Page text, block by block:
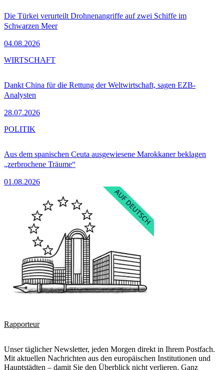
Die Türkei verurteilt Drohnenangriffe auf zwei Schiffe im
Schwarzen Meer
04.08.2026
Dankt China für die Rettung der Weltwirtschaft, sagen EZB-
Analysten
28.07.2026
WIRTSCHAFT
Aus dem spanischen Ceuta ausgewiesene Marokkaner beklagen
„zerbrochene Träume“
01.08.2026
POLITIK
Rapporteur
Unser täglicher Newsletter, jeden Morgen direkt in Ihrem Postfach.
Mit aktuellen Nachrichten aus den europäischen Institutionen und
Hauptstädten – damit Sie den Überblick nicht verlieren. Ganz